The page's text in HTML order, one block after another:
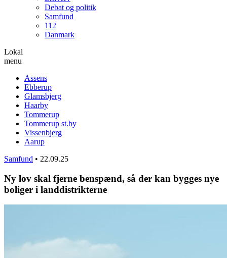
Debat og politik
Samfund
112
Danmark
Lokal
menu
Assens
Ebberup
Glamsbjerg
Haarby
Tommerup
Tommerup st.by
Vissenbjerg
Aarup
Samfund • 22.09.25
Ny lov skal fjerne benspænd, så der kan bygges nye
boliger i landdistrikterne